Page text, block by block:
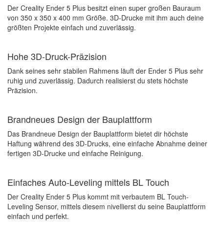
Der Creality Ender 5 Plus besitzt einen super großen Bauraum
von 350 x 350 x 400 mm Größe. 3D-Drucke mit ihm auch deine
größten Projekte einfach und zuverlässig.
Hohe 3D-Druck-Präzision
Dank seines sehr stabilen Rahmens läuft der Ender 5 Plus sehr
ruhig und zuverlässig. Dadurch realisierst du stets höchste
Präzision.
Brandneues Design der Bauplattform
Das Brandneue Design der Bauplattform bietet dir höchste
Haftung während des 3D-Drucks, eine einfache Abnahme deiner
fertigen 3D-Drucke und einfache Reinigung.
Einfaches Auto-Leveling mittels BL Touch
Der Creality Ender 5 Plus kommt mit verbautem BL Touch-
Leveling Sensor, mittels diesem nivellierst du seine Bauplattform
einfach und perfekt.